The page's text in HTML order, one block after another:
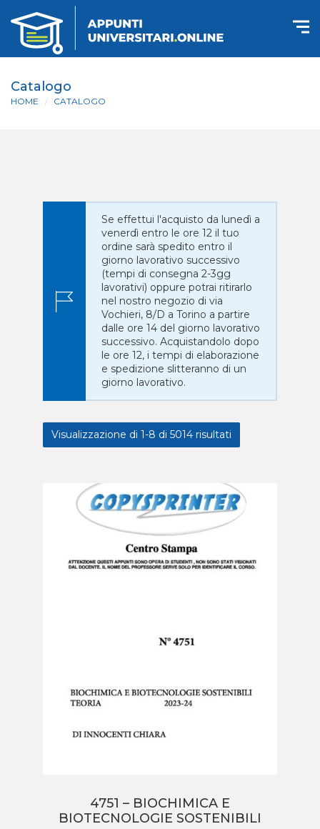
Catalogo
HOME CATALOGO
Se effettui l'acquisto da lunedì a
venerdì entro le ore 12 il tuo
ordine sarà spedito entro il
giorno lavorativo successivo
(tempi di consegna 2-3gg
lavorativi) oppure potrai ritirarlo
nel nostro negozio di via
Vochieri, 8/D a Torino a partire
dalle ore 14 del giorno lavorativo
successivo. Acquistandolo dopo
le ore 12, i tempi di elaborazione
e spedizione slitteranno di un
giorno lavorativo.
Visualizzazione di 1-8 di 5014 risultati
4751 – BIOCHIMICA E
BIOTECNOLOGIE SOSTENIBILI